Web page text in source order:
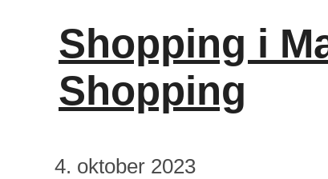
Shopping i
Shopping
4. oktober 2023